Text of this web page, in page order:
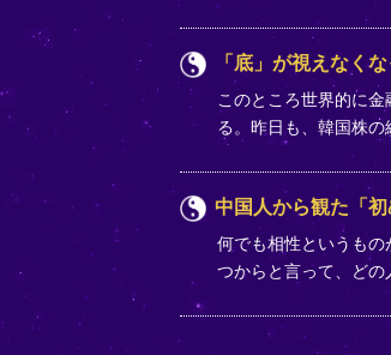
「底」が視えなく
このところ世界的に
る。昨日も、韓国株
中国人から観た「
何でも相性というもの
つからと言って、ど